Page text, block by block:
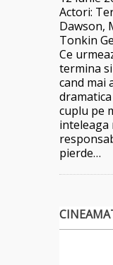
Actori:
Dawson,
Tonkin
Ce
termina
cand mai
cuplu pe
inteleaga
pierde…